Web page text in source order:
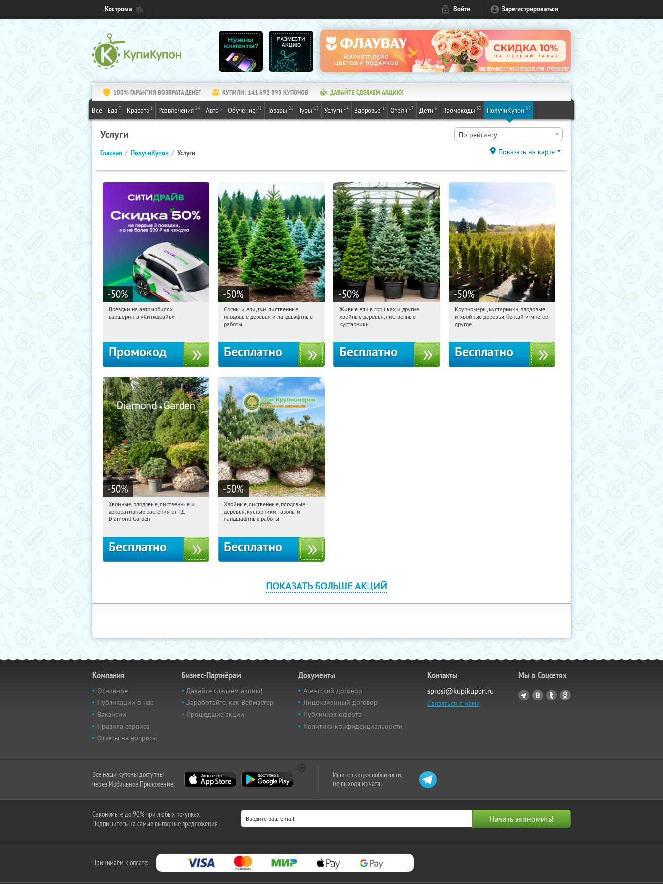
Кострома Войти Зарегистрироваться
100% ГАРАНТИЯ ВОЗВРАТА ДЕНЕГ КУПИЛИ: 141 692 893 КУПОНОВ ДАВАЙТЕ СДЕЛАЕМ АКЦИЮ!
Все Еда 7 Красота 1 Развлечения 24 Авто 1 Обучение 31 Товары 26 Туры 13 Услуги 14 Здоровье 1 Отели 17 Дети 6 Промокоды 53 ПолучиКупон 88
Услуги По рейтингу
Главная ПолучиКупон Услуги Показать на карте
-50%
15:33:22
Получи первым!
Поездки на автомобилях
каршеринга «Ситидрайв»
Промокод
-50%
15:33:22 Получили:
Московская обл., г. Химки,
Сосны и ели, туи, лиственные,
плодовые деревья и ландшафтные
работы
Бесплатно
-50%
15:33:22 Получили:
Московская обл., г. Химки,
Живые ели в горшках и другие
хвойные деревья, лиственные
кустарники
Бесплатно
-50%
15:33:22 Получили:28
Москва, Рябиновая улица, 17
Крупномеры, кустарники, плодовые
и хвойные деревья, бонсай и многое
другое
Бесплатно
-50%
15:33:22 Получили:
Выставочная
Хвойные, плодовые, лиственные и
декоративные растения от ТД
Diamond Garden
Бесплатно
-50%
15:33:22 Получили:
Павелецкая
Угрешская
Хвойные, лиственные, плодовые
деревья, кустарники, газоны и
ландшафтные работы
Бесплатно
ПОКАЗАТЬ БОЛЬШЕ АКЦИЙ
Компания
Основное
Публикации о нас
Вакансии
Правила сервиса
Ответы на вопросы
Бизнес-Партнёрам
Давайте сделаем акцию!
Заработайте, как Вебмастер
Прошедшие акции
Документы
Агентский договор
Лицензионный договор
Публичная оферта
Политика конфиденциальности
Контакты
sprosi@kupikupon.ru
Связаться с нами
Мы в Соцсетях
Все наши купоны доступны
через Мобильное Приложение:
Ищите скидки поблизости,
не выходя из чата:
Сэкономьте до 90% при любых покупках
Подпишитесь на самые выгодные предложения
Принимаем к оплате: